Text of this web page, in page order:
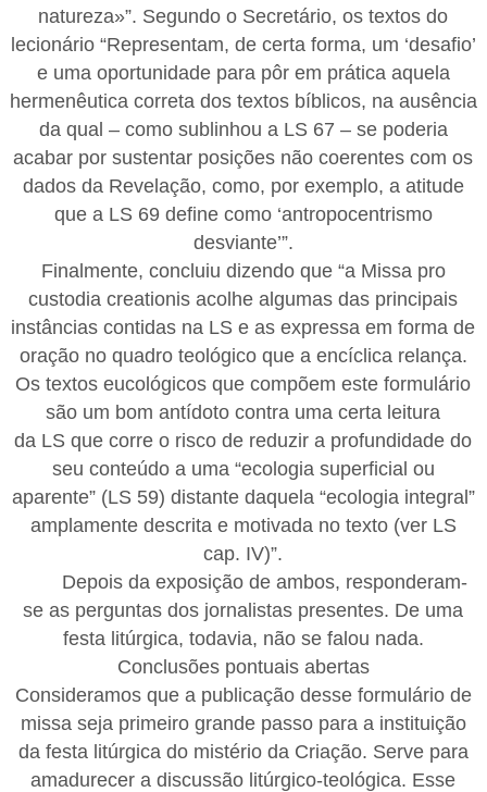
natureza»”. Segundo o Secretário, os textos do
lecionário “Representam, de certa forma, um ‘desafio’
e uma oportunidade para pôr em prática aquela
hermenêutica correta dos textos bíblicos, na ausência
da qual – como sublinhou a LS 67 – se poderia
acabar por sustentar posições não coerentes com os
dados da Revelação, como, por exemplo, a atitude
que a LS 69 define como ‘antropocentrismo
desviante’”.
Finalmente, concluiu dizendo que “a Missa pro
custodia creationis acolhe algumas das principais
instâncias contidas na LS e as expressa em forma de
oração no quadro teológico que a encíclica relança.
Os textos eucológicos que compõem este formulário
são um bom antídoto contra uma certa leitura
da LS que corre o risco de reduzir a profundidade do
seu conteúdo a uma “ecologia superficial ou
aparente” (LS 59) distante daquela “ecologia integral”
amplamente descrita e motivada no texto (ver LS
cap. IV)”.
Depois da exposição de ambos, responderam-
se as perguntas dos jornalistas presentes. De uma
festa litúrgica, todavia, não se falou nada.
Conclusões pontuais abertas
Consideramos que a publicação desse formulário de
missa seja primeiro grande passo para a instituição
da festa litúrgica do mistério da Criação. Serve para
amadurecer a discussão litúrgico-teológica. Esse